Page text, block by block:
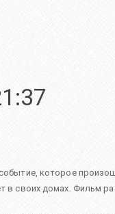
которое
в своих домах. Фильм